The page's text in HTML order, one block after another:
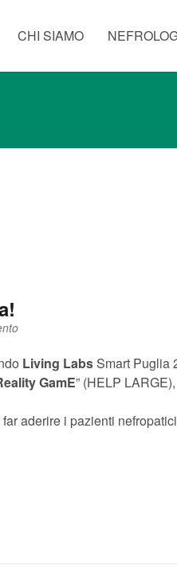
CHI SIAMO
Living Labs Smart Puglia
GamE” (HELP LARGE),
aderire i pazienti